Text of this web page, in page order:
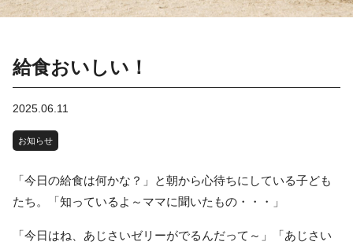
給食おいしい！
2025.06.11
お知らせ
「今日の給食は何かな？」と朝から心待ちにしている子ども
たち。「知っているよ～ママに聞いたもの・・・」
「今日はね、あじさいゼリーがでるんだって～」「あじさい